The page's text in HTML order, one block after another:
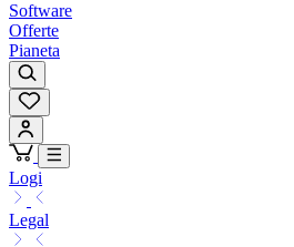
Software
Offerte
Pianeta
Logi
Legal